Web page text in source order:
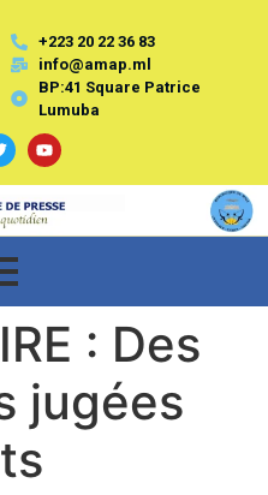
+223 20 22 36 83
info@amap.ml
BP:41 Square Patrice
Lumuba
: Des
jugées